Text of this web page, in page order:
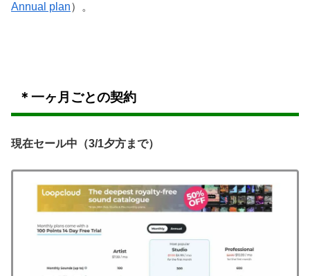
Annual plan）。
＊一ヶ月ごとの契約
現在セール中（3/1夕方まで）